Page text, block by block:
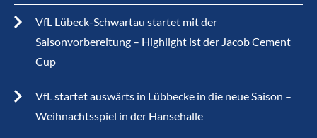
VfL Lübeck-Schwartau startet mit der
Saisonvorbereitung – Highlight ist der Jacob Cement
Cup
VfL startet auswärts in Lübbecke in die neue Saison –
Weihnachtsspiel in der Hansehalle